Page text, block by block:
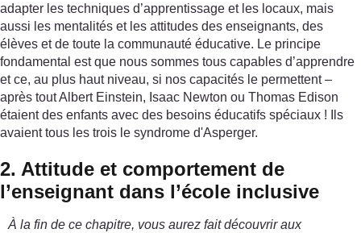
adapter les techniques d’apprentissage et les locaux, mais
aussi les mentalités et les attitudes des enseignants, des
élèves et de toute la communauté éducative. Le principe
fondamental est que nous sommes tous capables d’apprendre
et ce, au plus haut niveau, si nos capacités le permettent –
après tout Albert Einstein, Isaac Newton ou Thomas Edison
étaient des enfants avec des besoins éducatifs spéciaux ! Ils
avaient tous les trois le syndrome d'Asperger.
2. Attitude et comportement de
l’enseignant dans l’école inclusive
À la fin de ce chapitre, vous aurez fait découvrir aux